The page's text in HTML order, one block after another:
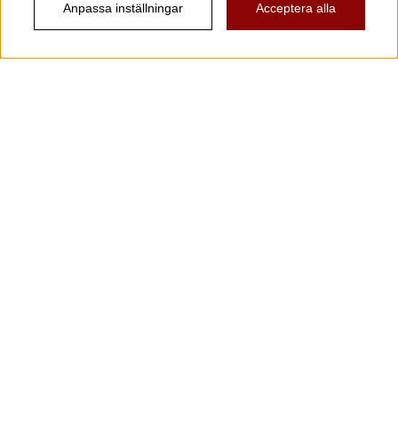
Anpassa inställningar Acceptera alla